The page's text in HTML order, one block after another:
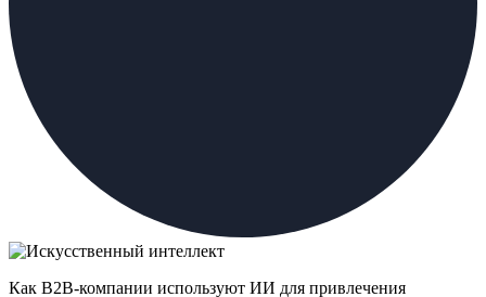
Как B2B-компании используют ИИ для привлечения